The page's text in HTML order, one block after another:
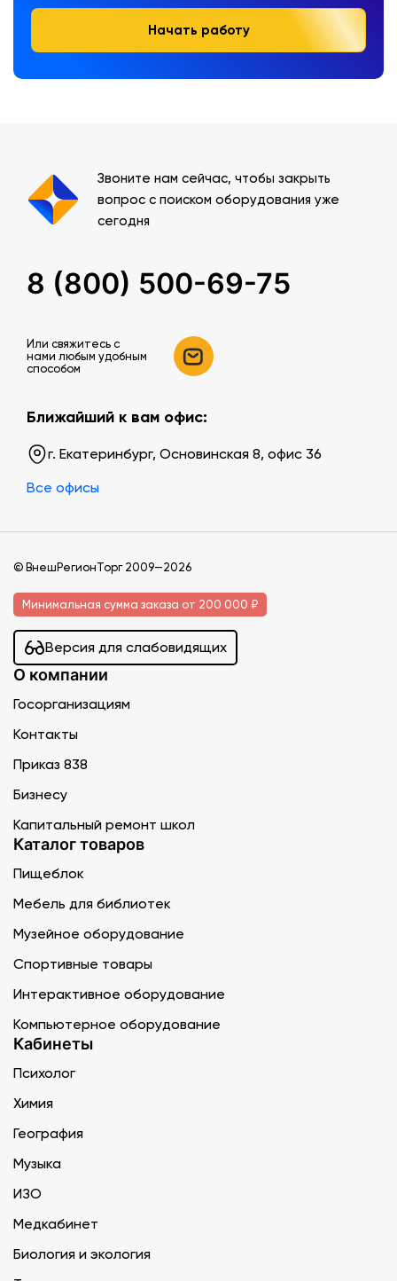
Начать работу
Звоните нам сейчас, чтобы закрыть
вопрос с поиском оборудования уже
сегодня
8 (800) 500-69-75
Или свяжитесь c
нами любым удобным
способом
Ближайший к вам офис:
г. Екатеринбург, Основинская 8, офис 36
Все офисы
© ВнешРегионТорг 2009—2026
Минимальная сумма заказа от 200 000 ₽
Версия для слабовидящих
О компании
Госорганизациям
Контакты
Приказ 838
Бизнесу
Капитальный ремонт школ
Каталог товаров
Пищеблок
Мебель для библиотек
Музейное оборудование
Спортивные товары
Интерактивное оборудование
Компьютерное оборудование
Кабинеты
Психолог
Химия
География
Музыка
ИЗО
Медкабинет
Биология и экология